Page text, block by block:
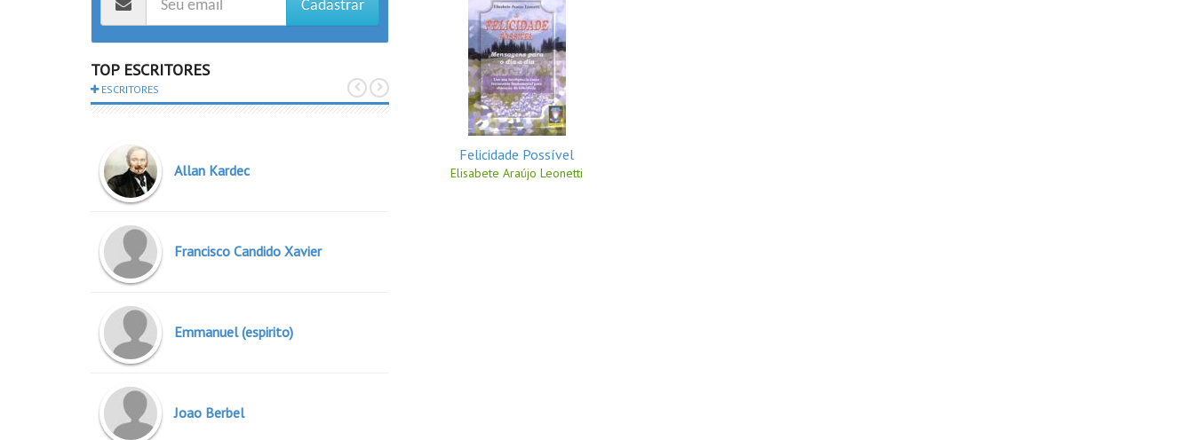
Felicidade Possível
Elisabete Araújo Leonetti
Cadastrar
TOP ESCRITORES
ESCRITORES
Allan Kardec
Francisco Candido Xavier
Emmanuel (espirito)
Joao Berbel